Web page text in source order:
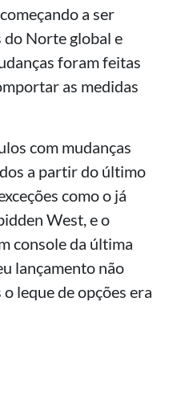
a ser
do Norte global e
foram feitas
as medidas
com mudanças
a partir do último
como o já
West, e o
console da última
lançamento não
leque de opções era